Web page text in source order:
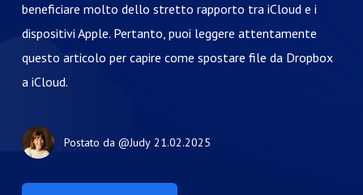
beneficiare molto dello stretto rapporto tra iCloud e i
dispositivi Apple. Pertanto, puoi leggere attentamente
questo articolo per capire come spostare file da Dropbox
a iCloud.
Postato da @Judy 21.02.2025